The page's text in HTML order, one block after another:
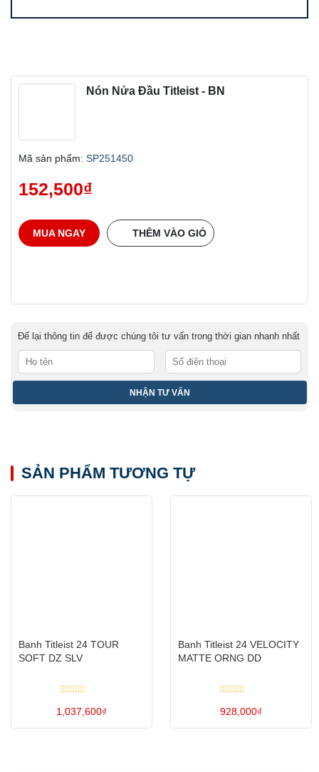
Nón Nửa Đầu Titleist - BN
Mã sản phẩm: SP251450
152,500₫
MUA NGAY THÊM VÀO GIỎ
Để lại thông tin để được chúng tôi tư vấn trong thời gian nhanh nhất
SẢN PHẨM TƯƠNG TỰ
Banh Titleist 24 TOUR
SOFT DZ SLV
xếp
hạng
0
1,037,600₫
Banh Titleist 24 VELOCITY
MATTE ORNG DD
xếp
0
928,000₫